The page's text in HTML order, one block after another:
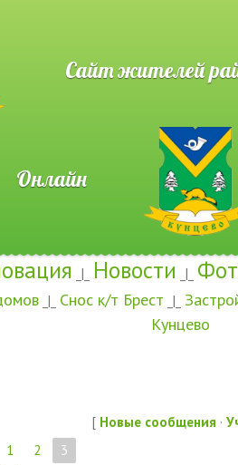
Сайт жителей
Онлайн
_|_ Новости _|_
_|_ Снос к/т Брест _|_
Кунцево
[ Новые сообщения ·
1 2
3